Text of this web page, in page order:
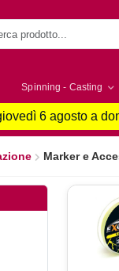
Spinning - Casting
6 agosto a
Marker e